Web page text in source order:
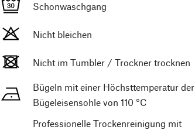
Schonwaschgang
Nicht bleichen
Nicht im Tumbler / Trockner trocknen
Bügeln mit einer Höchsttemperatur der
Bügeleisensohle von 110 °C
Professionelle Trockenreinigung mit